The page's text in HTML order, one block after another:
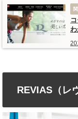
REVIAS（レ